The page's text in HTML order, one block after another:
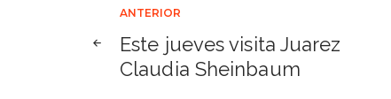
Navegación
de
ANTERIOR
Este jueves visita Juarez
Claudia Sheinbaum